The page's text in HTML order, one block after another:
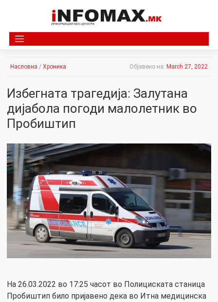
Насловна / Хроника Објавено на: March 27, 2022
Избегната трагедија: Залутана
дијабола погоди малолетник во
Пробиштип
На 26.03.2022 во 17:25 часот во Полициската станица
Пробиштип било пријавено дека во Итна медицинска